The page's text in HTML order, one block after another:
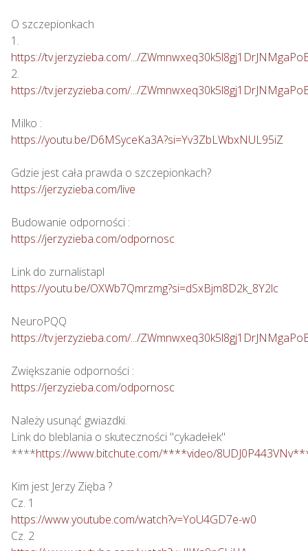
O szczepionkach
https://tv.jerzyzieba.com/.../
https://tv.jerzyzieba.com/.../
https://youtu.be/D6MSyceKa3A?si=Yv3ZbLWbxNUL95iZ
https://jerzyzieba.com/live
https://jerzyzieba.com/odpornosc
https://youtu.be/OXWb7Qmrzmg?si=dSxBjm8D2k_8Y2lc
https://tv.jerzyzieba.com/.../
https://jerzyzieba.com/odpornosc
Należy usunąć gwiazdki.
Link do bleblania o skuteczności "cykadełek"
****https://www.bitchute.com/****video/
Kim jest Jerzy Zięba ?
https://www.youtube.com/watch?v=YoU4GD7e-w0